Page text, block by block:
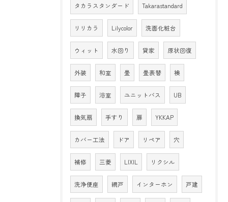
タカラスタンダード Takarastandard
リリカラ Lilycolor 洗面化粧台
ウィット 水回り 貸家 原状回復
外装 和室 畳 畳表替 襖
障子 浴室 ユニットバス UB
換気扇 手すり 扉 YKKAP
カバー工法 ドア リペア 穴
補修 三菱 LIXIL リクシル
洗浄便座 網戸 インターホン 戸建